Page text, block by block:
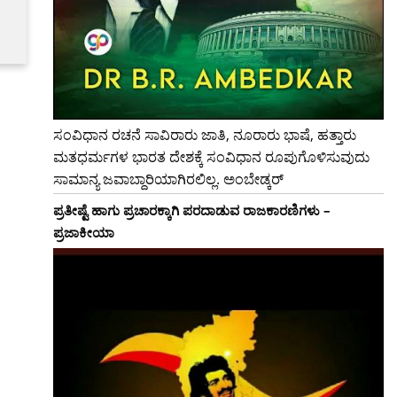
ಸಂವಿಧಾನ ರಚನೆ ಸಾವಿರಾರು ಜಾತಿ, ನೂರಾರು ಭಾಷೆ, ಹತ್ತಾರು
ಮತಧರ್ಮಗಳ ಭಾರತ ದೇಶಕ್ಕೆ ಸಂವಿಧಾನ ರೂಪುಗೊಳಿಸುವುದು
ಸಾಮಾನ್ಯ ಜವಾಬ್ದಾರಿಯಾಗಿರಲಿಲ್ಲ. ಅಂಬೇಡ್ಕರ್
ಪ್ರತೀಷ್ಟೆ ಹಾಗು ಪ್ರಚಾರಕ್ಕಾಗಿ ಪರದಾಡುವ ರಾಜಕಾರಣಿಗಳು –
ಪ್ರಜಾಕೀಯಾ